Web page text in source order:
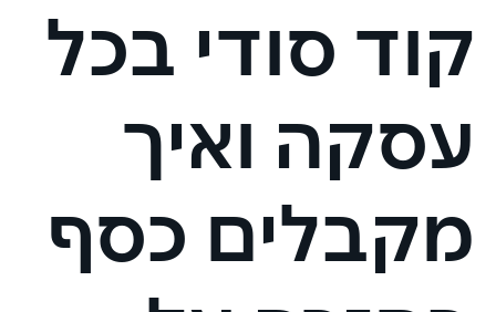
קוד סודי בכל
עסקה ואיך
מקבלים כסף